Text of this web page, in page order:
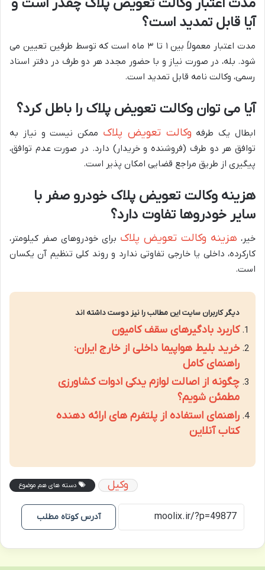
آیا قابل تمدید است؟
مدت اعتبار معمولاً بین ۱ تا ۳ ماه است که توسط طرفین تعیین می
شود. بله، در صورت نیاز و با حضور مجدد هر دو طرف در دفتر اسناد
رسمی، وکالت نامه قابل تمدید است.
آیا می توان وکالت تعویض پلاک را باطل کرد؟
ابطال یک طرفه وکالت تعویض پلاک ممکن نیست و نیاز به
توافق هر دو طرف (فروشنده و خریدار) دارد. در صورت عدم توافق،
پیگیری از طریق مراجع قضایی امکان پذیر است.
هزینه وکالت تعویض پلاک خودرو صفر با
سایر خودروها تفاوت دارد؟
خیر، هزینه وکالت تعویض پلاک برای خودروهای صفر کیلومتر،
کارکرده، داخلی یا خارجی تفاوتی ندارد و روند کلی تنظیم آن یکسان
است.
دیگر کاربران سایت این مطالب را نیز دوست داشته اند
کاربرد بادگیرهای سقف کامیون
خرید بلیط هواپیما داخلی از خارج ایران:
راهنمای کامل
چگونه از اصالت لوازم یدکی ادوات کشاورزی
مطمئن شویم؟
راهنمای استفاده از پلتفرم های ارائه دهنده
کتاب آنلاین
دسته های هم موضوع وکیل
آدرس کوتاه مطلب